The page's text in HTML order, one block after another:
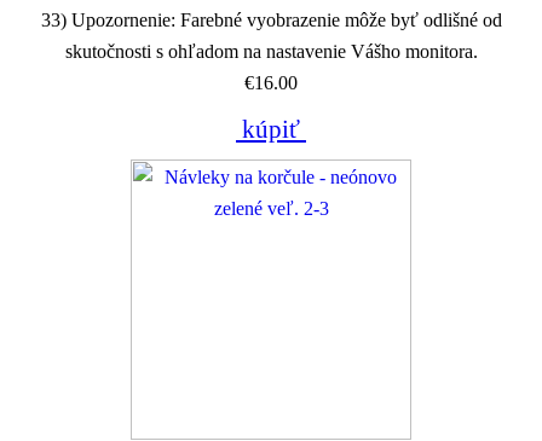
33) Upozornenie: Farebné vyobrazenie môže byť odlišné od
skutočnosti s ohľadom na nastavenie Vášho monitora.
€16.00
kúpiť